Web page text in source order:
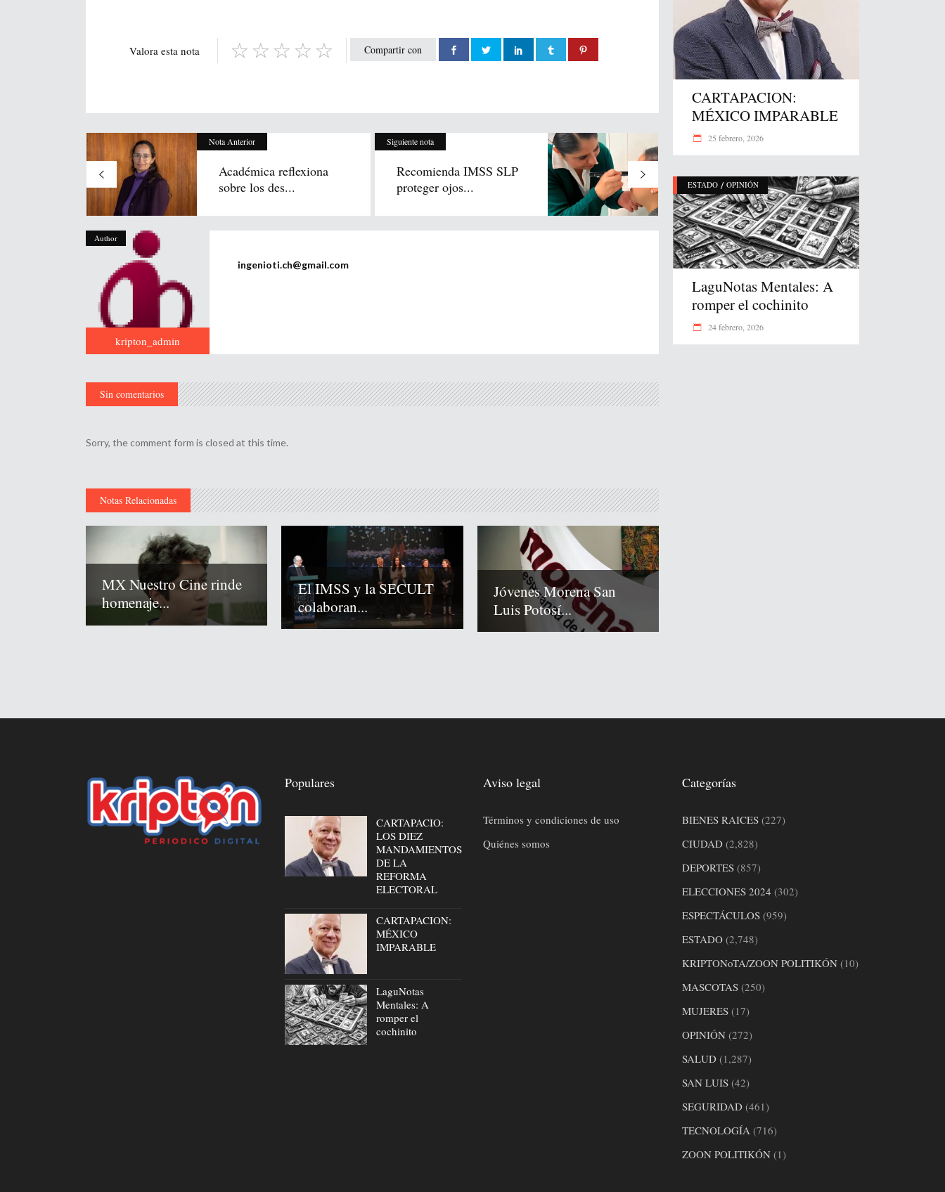
Compartir con
Valora esta nota
Nota Anterior
Académica reflexiona
sobre los des...
Siguiente nota
Recomienda IMSS SLP
proteger ojos...
Author
kripton_admin
ingenioti.ch@gmail.com
Sin comentarios
Sorry, the comment form is closed at this time.
Notas Relacionadas
MX Nuestro Cine rinde
homenaje...
El IMSS y la SECULT
colaboran...
Jóvenes Morena San
Luis Potosí...
CARTAPACION:
MÉXICO IMPARABLE
25 febrero, 2026
ESTADO / OPINIÓN
LaguNotas Mentales: A
romper el cochinito
24 febrero, 2026
Populares
CARTAPACIO:
LOS DIEZ
MANDAMIENTOS
DE LA
REFORMA
ELECTORAL
CARTAPACION:
MÉXICO
IMPARABLE
LaguNotas
Mentales: A
romper el
cochinito
Aviso legal
Términos y condiciones de uso
Quiénes somos
Categorías
BIENES RAICES(227)
CIUDAD(2,828)
DEPORTES(857)
ELECCIONES 2024 (302)
ESPECTÁCULOS(959)
ESTADO(2,748)
KRIPTONoTA/ZOON POLITIKÓN(10)
MASCOTAS(250)
MUJERES(17)
OPINIÓN(272)
SALUD(1,287)
SAN LUIS(42)
SEGURIDAD(461)
TECNOLOGÍA(716)
ZOON POLITIKÓN(1)